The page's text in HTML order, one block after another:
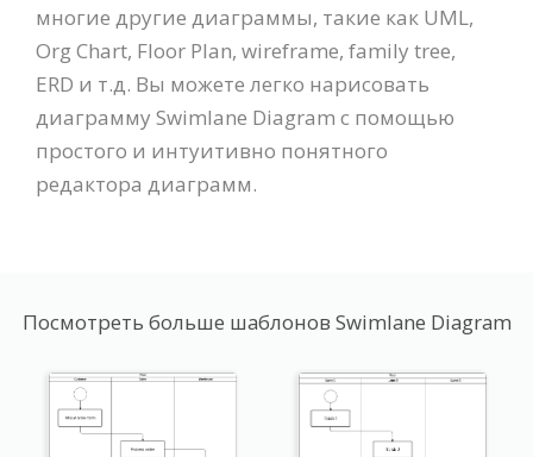
многие другие диаграммы, такие как UML,
Org Chart, Floor Plan, wireframe, family tree,
ERD и т.д. Вы можете легко нарисовать
диаграмму Swimlane Diagram с помощью
простого и интуитивно понятного
редактора диаграмм.
Посмотреть больше шаблонов Swimlane Diagram